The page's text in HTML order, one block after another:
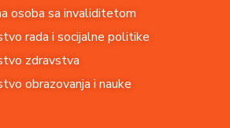
osoba sa invaliditetom
rada i socijalne politike
zdravstva
obrazovanja i nauke